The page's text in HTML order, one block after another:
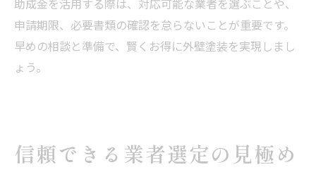
申請期限、必要書類の確認を怠らないことが重要です。
早めの相談と準備で、賢くお得に外壁塗装を実現しまし
ょう。
信頼できる業者選定の見極め